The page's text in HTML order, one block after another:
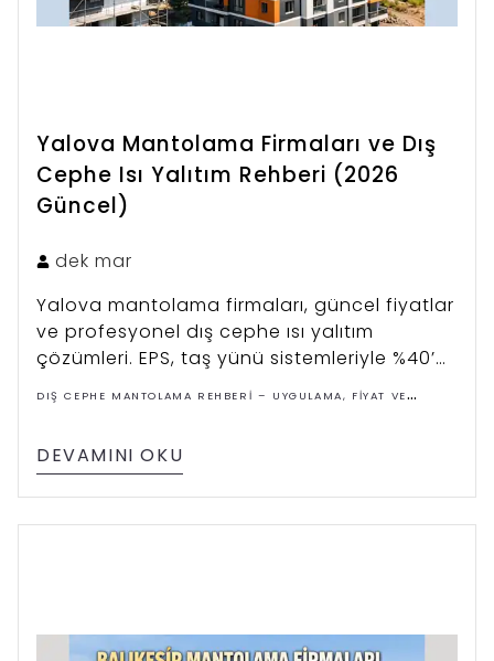
Yalova Mantolama Firmaları ve Dış
Cephe Isı Yalıtım Rehberi (2026
Güncel)
dek mar
Yalova mantolama firmaları, güncel fiyatlar
ve profesyonel dış cephe ısı yalıtım
çözümleri. EPS, taş yünü sistemleriyle %40’a
DIŞ CEPHE MANTOLAMA REHBERI – UYGULAMA, FIYAT VE
DEVAMINI OKU